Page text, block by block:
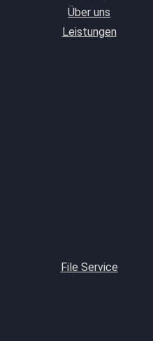
Über uns
Leistungen
File Service